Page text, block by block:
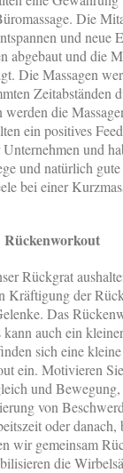
Die
und neue
abgebaut und die
Die Massagen
Zeitabständen
werden die
ein positives
und
und natürlich
bei einer
Rückenworkout
Rückgrat
Kräftigung der
Das
kann auch ein
sich eine
ein. Motivieren
und Bewegung,
von
oder danach,
wir gemeinsam
die